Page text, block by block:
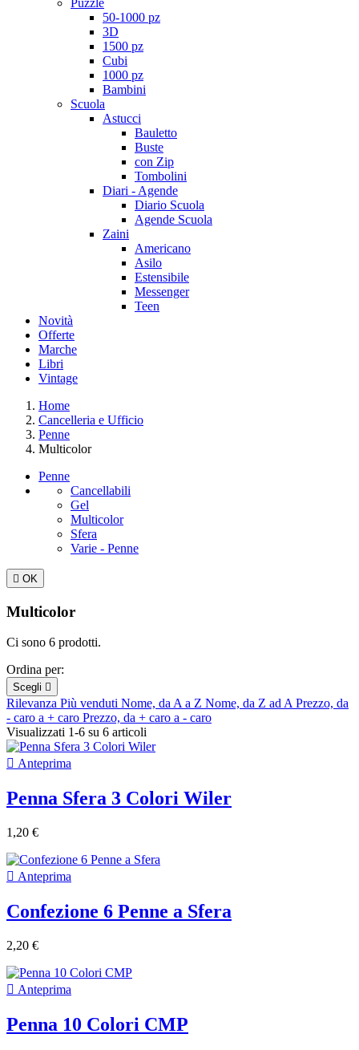
Puzzle
50-1000 pz
3D
1500 pz
Cubi
1000 pz
Bambini
Scuola
Astucci
Bauletto
Buste
con Zip
Tombolini
Diari - Agende
Diario Scuola
Agende Scuola
Zaini
Americano
Asilo
Estensibile
Messenger
Teen
Novità
Offerte
Marche
Libri
Vintage
Home
Cancelleria e Ufficio
Penne
Multicolor
Penne
Cancellabili
Gel
Multicolor
Sfera
Varie - Penne
 OK
Multicolor
Ci sono 6 prodotti.
Ordina per:
Scegli 
Rilevanza Più venduti Nome, da A a Z Nome, da Z ad APrezzo, da
- caro a + caro Prezzo, da + caro a - caro
Visualizzati 1-6 su 6 articoli
 Anteprima
Penna Sfera 3 Colori Wiler
1,20 €
 Anteprima
Confezione 6 Penne a Sfera
2,20 €
 Anteprima
Penna 10 Colori CMP